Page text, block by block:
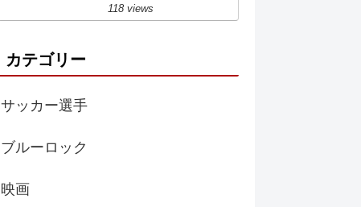
118 views
カテゴリー
サッカー選手
ブルーロック
映画